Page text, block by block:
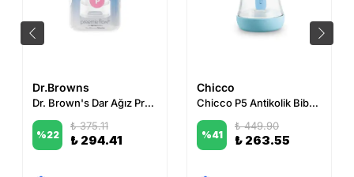
Dr.Browns
Dr. Brown's Dar Ağız Prematüre Silikon Biberon Emziği 2'li
%22
₺ 375.11
₺ 294.41
Chicco
Chicco P5 Antikolik Biberon PP 150 ml (Mavi)
%41
₺ 449.90
₺ 263.55